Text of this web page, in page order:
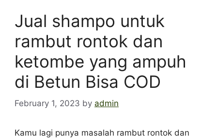
Jual shampo untuk
rambut rontok dan
ketombe yang ampuh
di Betun Bisa COD
February 1, 2023 by admin
Kamu lagi punya masalah rambut rontok dan